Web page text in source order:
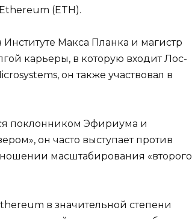
(ETH).
Макса Планка и магистр
карьеры, в которую входит Лос-
он также участвовал в
поклонником Эфириума и
он часто выступает против
масштабирования «второго
в значительной степени